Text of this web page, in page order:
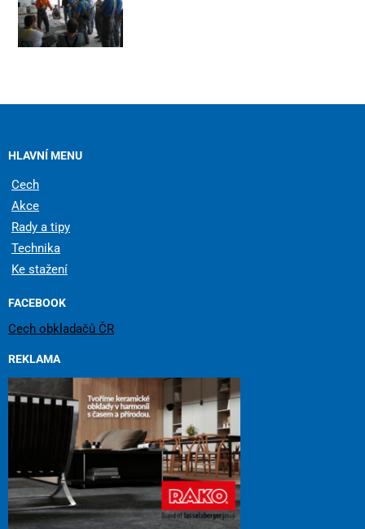
HLAVNÍ MENU
Cech
Akce
Rady a tipy
Technika
Ke stažení
FACEBOOK
Cech obkladačů ČR
REKLAMA